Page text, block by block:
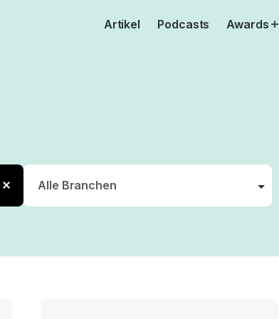
Artikel Podcasts Awards